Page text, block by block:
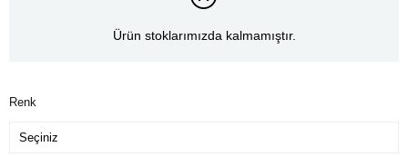
Ürün stoklarımızda kalmamıştır.
Renk